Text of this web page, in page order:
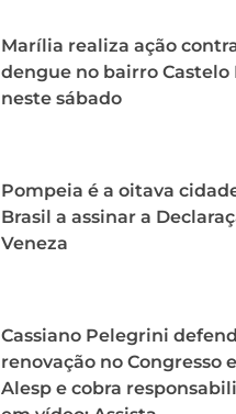
Marília realiza ação
dengue no bairro Castelo
neste sábado
Pompeia é a oitava
Brasil a assinar a
Veneza
Cassiano Pelegrini
renovação no Congresso
Alesp e cobra